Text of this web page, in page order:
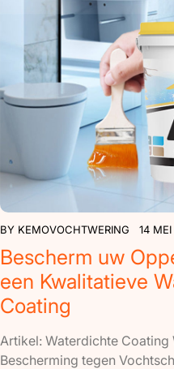
BY KEMOVOCHTWERING 14
Bescherm uw
een Kwalitatieve
Coating
Artikel: Waterdichte
Bescherming tegen